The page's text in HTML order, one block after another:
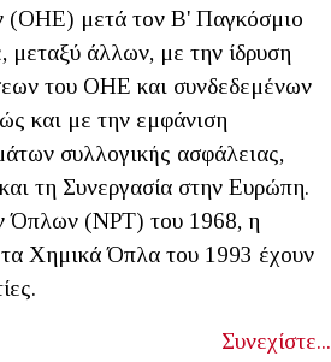
μετά τον Β' Παγκόσμιο
άλλων, με την ίδρυση
του ΟΗΕ και συνδεδεμένων
και με την εμφάνιση
συλλογικής ασφάλειας,
τη Συνεργασία στην Ευρώπη.
Όπλων (NPT) του 1968, η
Χημικά Όπλα του 1993 έχουν
Συνεχίστε...